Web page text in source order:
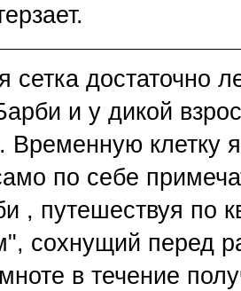
сетка достаточно
и у дикой
Временную клетку
по себе
, путешествуя по
сохнущий перед
в течение